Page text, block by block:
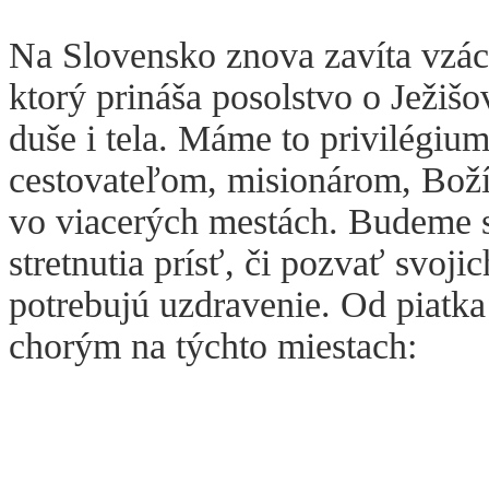
Na Slovensko znova zavíta
ktorý prináša posolstvo o
duše i tela. Máme to
cestovateľom, misionárom,
vo viacerých mestách.
stretnutia prísť, či pozvať
potrebujú uzdravenie. Od
chorým na týchto miestach: